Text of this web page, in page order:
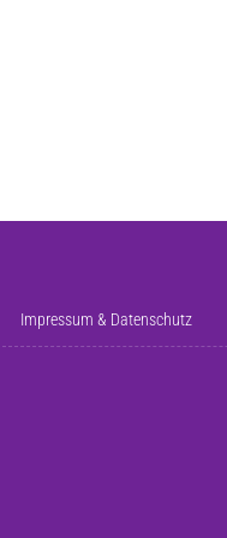
Impressum & Datenschutz